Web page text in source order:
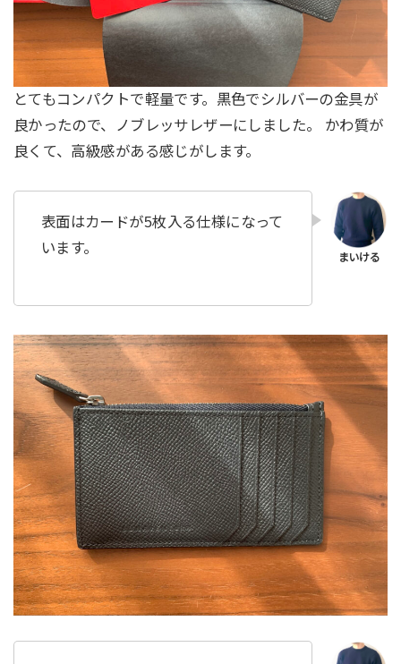
とてもコンパクトで軽量です。黒色でシルバーの金具が
良かったので、ノブレッサレザーにしました。 かわ質が
良くて、高級感がある感じがします。
表面はカードが5枚入る仕様になって
います。